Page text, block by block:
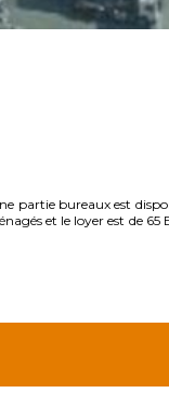
partie bureaux est
et le loyer est de